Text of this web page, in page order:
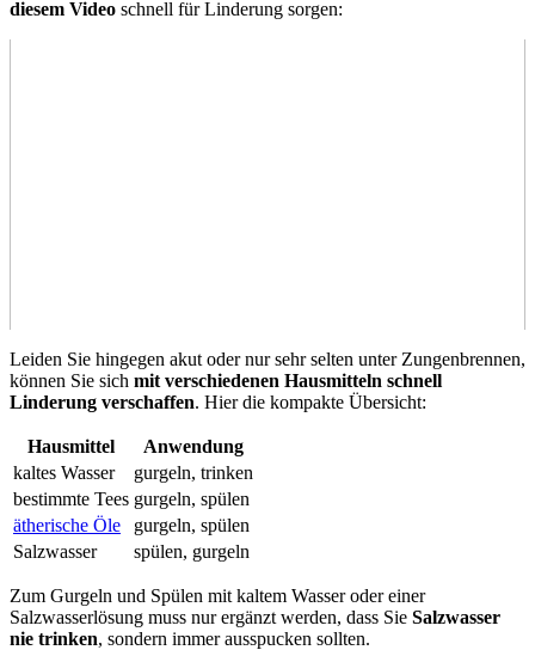
diesem Video schnell für Linderung sorgen:
Leiden Sie hingegen akut oder nur sehr selten unter Zungenbrennen,
können Sie sich mit verschiedenen Hausmitteln schnell
Linderung verschaffen. Hier die kompakte Übersicht:
Hausmittel
Anwendung
kaltes Wasser
gurgeln, trinken
bestimmte Tees gurgeln, spülen
ätherische Öle
gurgeln, spülen
Salzwasser
spülen, gurgeln
Zum Gurgeln und Spülen mit kaltem Wasser oder einer
Salzwasserlösung muss nur ergänzt werden, dass Sie Salzwasser
nie trinken, sondern immer ausspucken sollten.